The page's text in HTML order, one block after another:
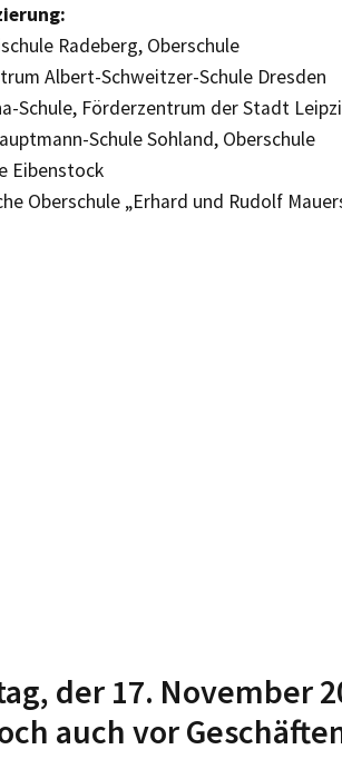
Radeberg, Oberschule
Albert-Schweitzer-Schule Dresden
Schule, Förderzentrum der Stadt
Schule Sohland, Oberschule
Eibenstock
Oberschule „Erhard und Rudolf
der 17. November
auch vor